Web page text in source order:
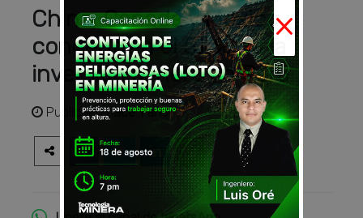
China, Canadá y México
concentran el 57 % de la
inversión minera en Perú
Publicadohace 1 año
×